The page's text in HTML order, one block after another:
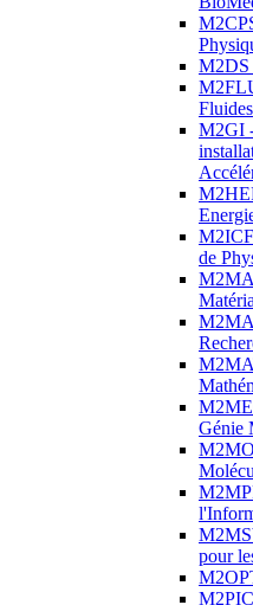
M2DS
Fluides
M2GI
de
Génie
pour